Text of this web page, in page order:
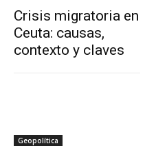
Crisis migratoria en
Ceuta: causas,
contexto y claves
Geopolítica